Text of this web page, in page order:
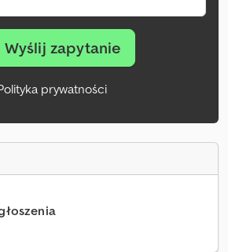
Wyślij zapytanie
prywatności